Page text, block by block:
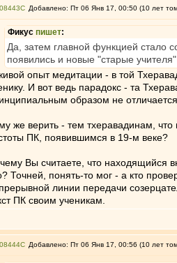
Добавлено: Пт 06 Янв 17, 00:50 (10 лет
Фикус пишет:
Да, затем главной функцией стало
появились и новые "старые
опыт медитации - в той
И вот ведь парадокс - та
образом не
же верить - тем тхеравадинам,
ПК, появившимся в 19-м веке?
Вы считаете, что находящийся
Точней, понять-то мог - а кто
линии передачи
ПК своим ученикам.
Добавлено: Пт 06 Янв 17, 00:56 (10 лет